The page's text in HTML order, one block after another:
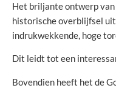
Het briljante ontwerp
historische overblijfsel
indrukwekkende, hoge
Dit leidt tot een
Bovendien heeft het de